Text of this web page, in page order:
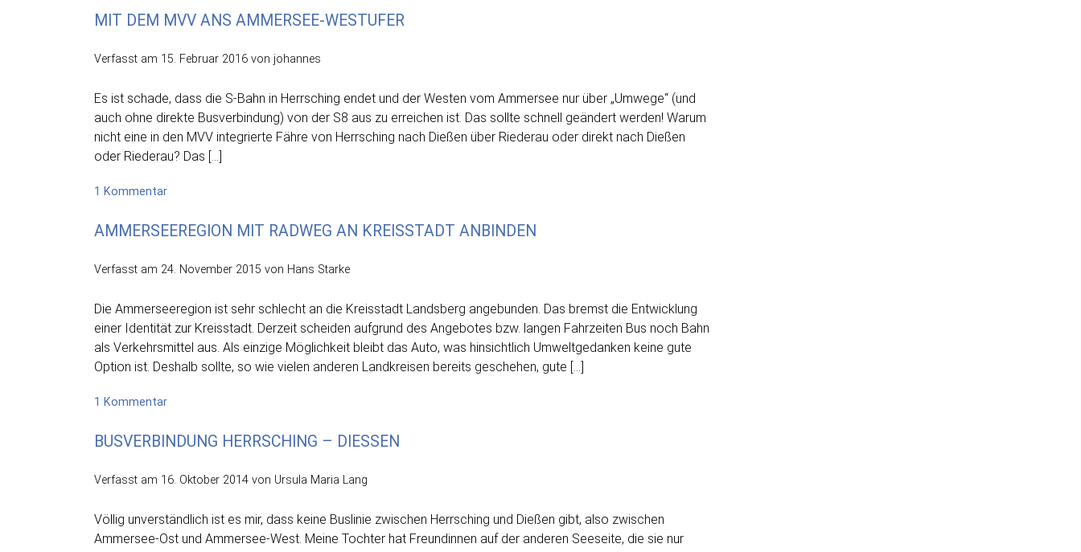
–
smarte
rund
um
den
Ammersee
MIT DEM MVV ANS AMMERSEE-WESTUFER
Verfasst am 15. Februar 2016 von johannes
Es ist schade, dass die S-Bahn in Herrsching endet und der Westen vom Ammersee nur über „Umwege“ (und
auch ohne direkte Busverbindung) von der S8 aus zu erreichen ist. Das sollte schnell geändert werden! Warum
nicht eine in den MVV integrierte Fähre von Herrsching nach Dießen über Riederau oder direkt nach Dießen
oder Riederau? Das […]
1 Kommentarzu
dem
ans
Westufer
AMMERSEEREGION MIT RADWEG AN KREISSTADT ANBINDEN
Verfasst am 24. November 2015 von Hans Starke
Die Ammerseeregion ist sehr schlecht an die Kreisstadt Landsberg angebunden. Das bremst die Entwicklung
einer Identität zur Kreisstadt. Derzeit scheiden aufgrund des Angebotes bzw. langen Fahrzeiten Bus noch Bahn
als Verkehrsmittel aus. Als einzige Möglichkeit bleibt das Auto, was hinsichtlich Umweltgedanken keine gute
Option ist. Deshalb sollte, so wie vielen anderen Landkreisen bereits geschehen, gute […]
1 Kommentarzu
mit
an
anbinden
BUSVERBINDUNG HERRSCHING – DIESSEN
Verfasst am 16. Oktober 2014 von Ursula Maria Lang
Völlig unverständlich ist es mir, dass keine Buslinie zwischen Herrsching und Dießen gibt, also zwischen
Ammersee-Ost und Ammersee-West. Meine Tochter hat Freundinnen auf der anderen Seeseite, die sie nur